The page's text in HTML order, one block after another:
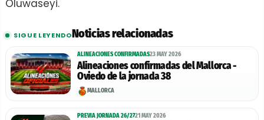
Oluwaseyi.
SIGUE LEYENDONoticias relacionadas
ALINEACIONES CONFIRMADAS23 MAY 2026
Alineaciones confirmadas del Mallorca -
Oviedo de la jornada 38
MALLORCA
PREVIA JORNADA 26/2721 MAY 2026